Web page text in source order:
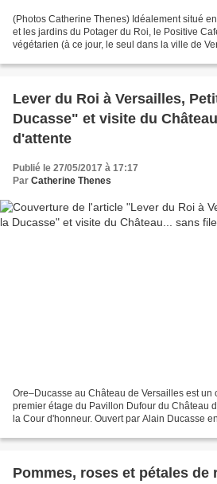
(Photos Catherine Thenes) Idéalement situé
et les jardins du Potager du Roi, le Positive
végétarien (à ce jour, le seul dans la ville de
Lever du Roi à Versailles,
Ducasse" et visite du
d'attente
Publié le 27/05/2017 à 17:17
Par Catherine Thenes
Ore–Ducasse au Château de Versailles est un
premier étage du Pavillon Dufour du Château
la Cour d'honneur. Ouvert par Alain Ducasse
Pommes, roses et pétales de